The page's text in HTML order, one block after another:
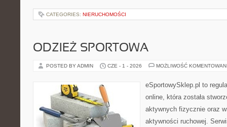
CATEGORIES: NIERUCHOMOŚCI
ODZIEŻ SPORTOWA
POSTED BY ADMIN CZE - 1 - 2026 MOŻLIWOŚĆ
eSportowySklep.pl to
online, która została
aktywnych fizycznie oraz
aktywności ruchowej.